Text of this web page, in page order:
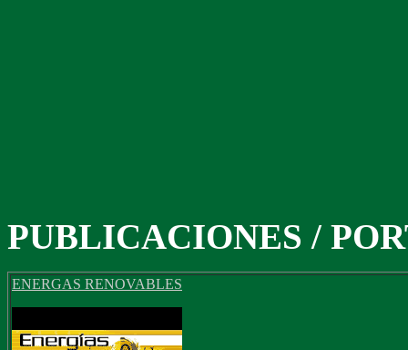
PUBLICACIONES /
ENERGAS RENOVABLES